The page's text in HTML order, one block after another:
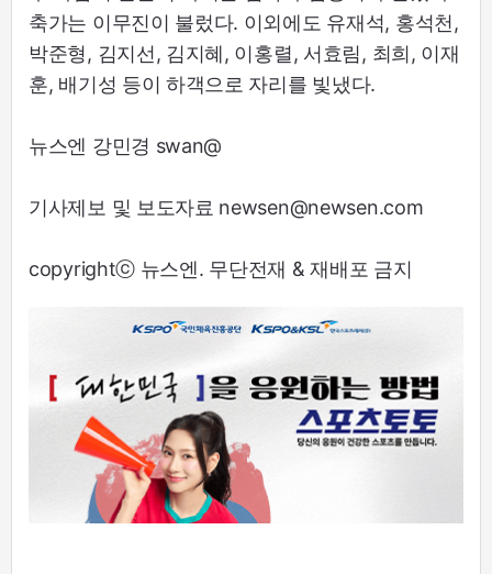
축가는 이무진이 불렀다. 이외에도 유재석, 홍석천,
박준형, 김지선, 김지혜, 이홍렬, 서효림, 최희, 이재
훈, 배기성 등이 하객으로 자리를 빛냈다.
뉴스엔 강민경 swan@
기사제보 및 보도자료 newsen@newsen.com
copyrightⓒ 뉴스엔. 무단전재 & 재배포 금지